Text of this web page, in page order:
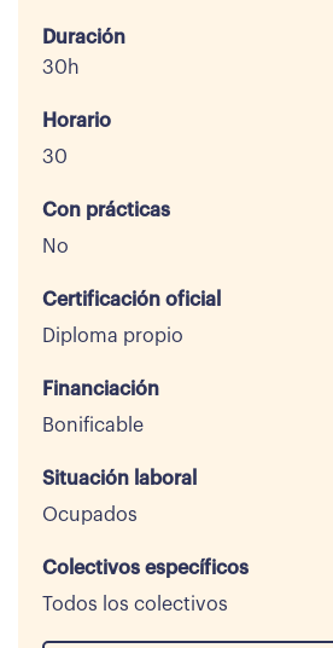
Duración
30h
Horario
30
Con prácticas
No
Certificación oficial
Diploma propio
Financiación
Bonificable
Situación laboral
Ocupados
Colectivos específicos
Todos los colectivos